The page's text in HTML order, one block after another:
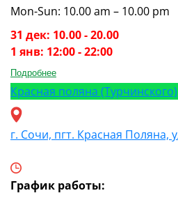
Mon-Sun: 10.00 am – 10.00 pm
31 дек: 10.00 - 20.00
1 янв: 12:00 - 22:00
Подробнее
Красная поляна (Турчинского)
г. Сочи, пгт. Красная Поляна,
График работы: